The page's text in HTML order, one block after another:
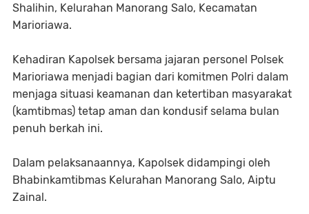
Shalihin, Kelurahan Manorang Salo, Kecamatan
Marioriawa.
Kehadiran Kapolsek bersama jajaran personel Polsek
Marioriawa menjadi bagian dari komitmen Polri dalam
menjaga situasi keamanan dan ketertiban masyarakat
(kamtibmas) tetap aman dan kondusif selama bulan
penuh berkah ini.
Dalam pelaksanaannya, Kapolsek didampingi oleh
Bhabinkamtibmas Kelurahan Manorang Salo, Aiptu
Zainal.